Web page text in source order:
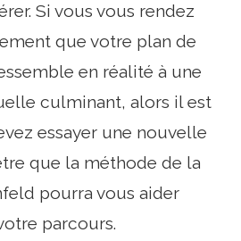
Si vous vous rendez
que votre plan de
en réalité à une
culminant, alors il est
essayer une nouvelle
que la méthode de la
pourra vous aider
parcours.